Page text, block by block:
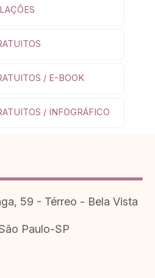
/ E-BOOK
/ INFOGRÁFICO
59 - Térreo - Bela Vista
Paulo-SP